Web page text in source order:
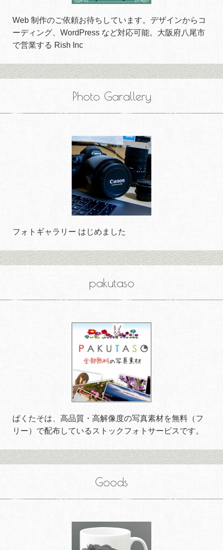
Web 制作のご依頼お待ちしています。デザインからコ
ーディング、WordPress など対応可能。大阪府八尾市
で営業する Rish Inc
Photo Garallery
フォトギャラリー はじめました
pakutaso
ぱくたそは、高品質・高解像度の写真素材を無料（フ
リー）で配布しているストックフォトサービスです。
Goods